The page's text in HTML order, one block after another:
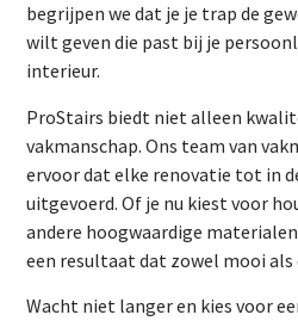
begrijpen we dat je je trap de
wilt geven die past bij je
interieur.
ProStairs biedt niet alleen
vakmanschap. Ons team van
ervoor dat elke renovatie tot in
uitgevoerd. Of je nu kiest voor
andere hoogwaardige
een resultaat dat zowel mooi als
Wacht niet langer en kies voor